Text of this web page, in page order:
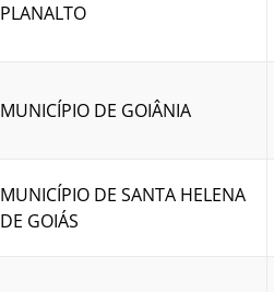
PLANALTO
MUNICÍPIO DE GOIÂNIA
MUNICÍPIO DE SANTA HELENA
DE GOIÁS